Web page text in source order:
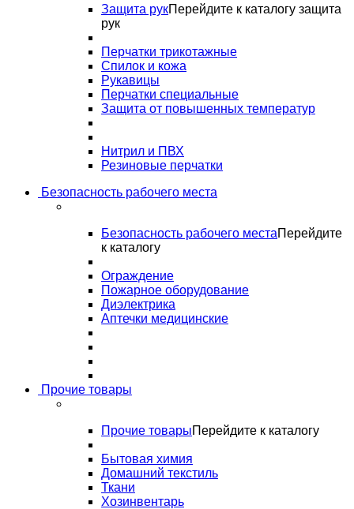
Защита рукПерейдите к каталогу защита
рук
Перчатки трикотажные
Спилок и кожа
Рукавицы
Перчатки специальные
Защита от повышенных температур
Нитрил и ПВХ
Резиновые перчатки
Безопасность рабочего места
Безопасность рабочего местаПерейдите
к каталогу
Ограждение
Пожарное оборудование
Диэлектрика
Аптечки медицинские
Прочие товары
Прочие товарыПерейдите к каталогу
Бытовая химия
Домашний текстиль
Ткани
Хозинвентарь